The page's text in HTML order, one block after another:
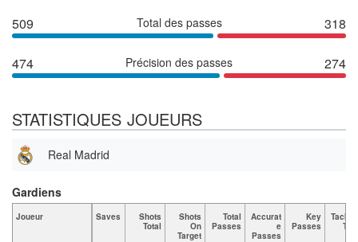
509 Total des passes 318
474 Précision des passes 274
STATISTIQUES JOUEURS
Real Madrid
Joueur Saves
Shots
Total
Shots
On
Target
Total
Passes
Accurat
e
Passes
Key
Passes
Gardiens